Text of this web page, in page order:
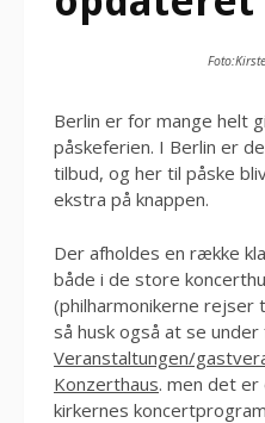
Berlin er for mange helt
påskeferien. I Berlin er
tilbud, og her til påske
ekstra på knappen.
Der afholdes en række
både i de store
(philharmonikerne rejser
så husk også at se under
Veranstaltungen/
Konzerthaus. men det
kirkernes